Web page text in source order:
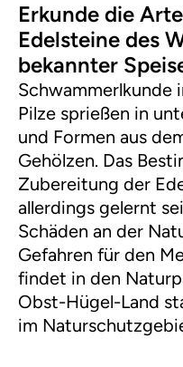
Erkunde die
Edelsteine des
bekannter
Schwammerlkunde
Pilze sprießen in
und Formen aus
Gehölzen. Das
Zubereitung der
allerdings gelernt
Schäden an der
Gefahren für den
findet in den
Obst-Hügel-Land
im